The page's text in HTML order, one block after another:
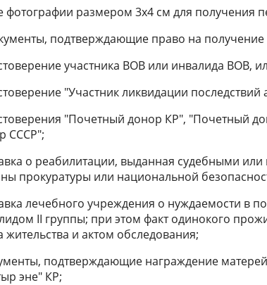
фотографии размером 3x4 см для получения
подтверждающие право на получение
участника ВОВ или инвалида ВОВ,
"Участник ликвидации
"Почетный донор КР", "Почетный
СССР";
о реабилитации, выданная судебными
прокуратуры или национальной
лечебного учреждения о нуждаемости в
II группы; при этом факт одинокого
жительства и актом обследования;
подтверждающие награждение
эне" КР;